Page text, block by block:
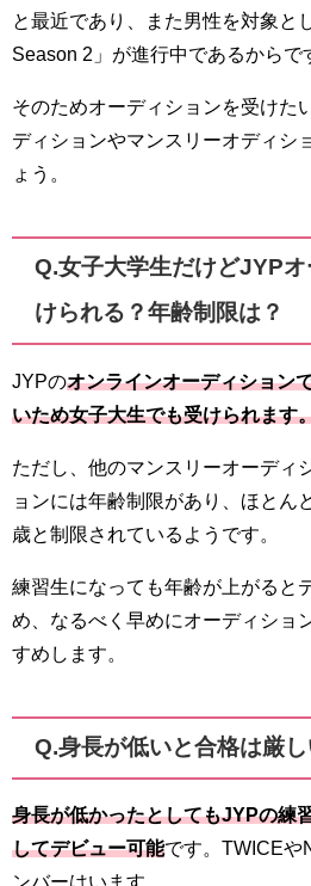
と最近であり、また男性を対象と
Season 2」が進行中であるからで
そのためオーディションを受けた
ディションやマンスリーオディシ
ょう。
Q.女子大学生だけどJYP
けられる？年齢制限は？
JYPのオンラインオーディション
いため女子大生でも受けられます
ただし、他のマンスリーオーディ
ョンには年齢制限があり、ほとん
歳と制限されているようです。
練習生になっても年齢が上がると
め、なるべく早めにオーディショ
すめします。
Q.身長が低いと合格は厳し
身長が低かったとしてもJYPの練
してデビュー可能です。TWICEや
ンバーはいます。